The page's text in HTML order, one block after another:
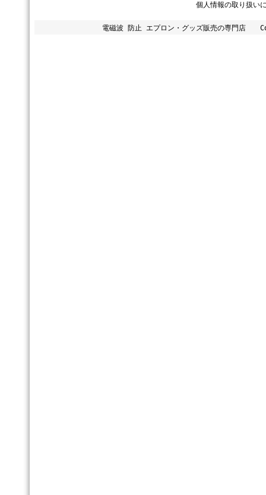
個人情報の取り扱い
電磁波 防止 エプロン・グッズ販売の専